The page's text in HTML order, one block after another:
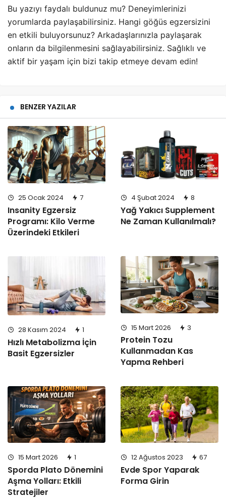
Bu yazıyı faydalı buldunuz mu? Deneyimlerinizi
yorumlarda paylaşabilirsiniz. Hangi göğüs egzersizini
en etkili buluyorsunuz? Arkadaşlarınızla paylaşarak
onların da bilgilenmesini sağlayabilirsiniz. Sağlıklı ve
aktif bir yaşam için bizi takip etmeye devam edin!
BENZER YAZILAR
25 Ocak 2024 7
Insanity Egzersiz
Programı: Kilo Verme
Üzerindeki Etkileri
4 Şubat 2024 8
Yağ Yakıcı Supplement
Ne Zaman Kullanılmalı?
28 Kasım 2024 1
Hızlı Metabolizma İçin
Basit Egzersizler
15 Mart 2026 3
Protein Tozu
Kullanmadan Kas
Yapma Rehberi
15 Mart 2026 1
Sporda Plato Dönemini
Aşma Yolları: Etkili
Stratejiler
12 Ağustos 2023 67
Evde Spor Yaparak
Forma Girin